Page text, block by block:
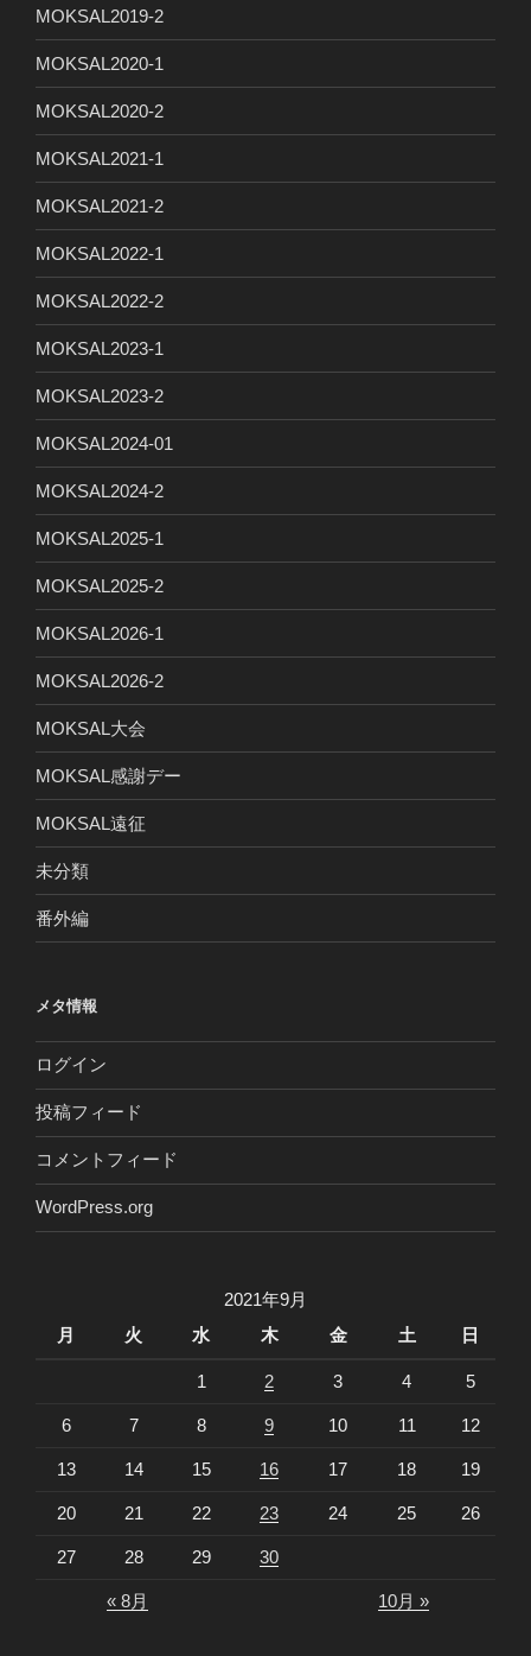
MOKSAL2019-2
MOKSAL2020-1
MOKSAL2020-2
MOKSAL2021-1
MOKSAL2021-2
MOKSAL2022-1
MOKSAL2022-2
MOKSAL2023-1
MOKSAL2023-2
MOKSAL2024-01
MOKSAL2024-2
MOKSAL2025-1
MOKSAL2025-2
MOKSAL2026-1
MOKSAL2026-2
MOKSAL大会
MOKSAL感謝デー
MOKSAL遠征
未分類
番外編
メタ情報
ログイン
投稿フィード
コメントフィード
WordPress.org
2021年9月
月
火 水 木 金 土 日
1 2 3 4 5
6 7 8 9 10 11 12
13 14 15 16 17 18 19
20 21 22 23 24 25 26
27 28 29 30
« 8月 10月 »